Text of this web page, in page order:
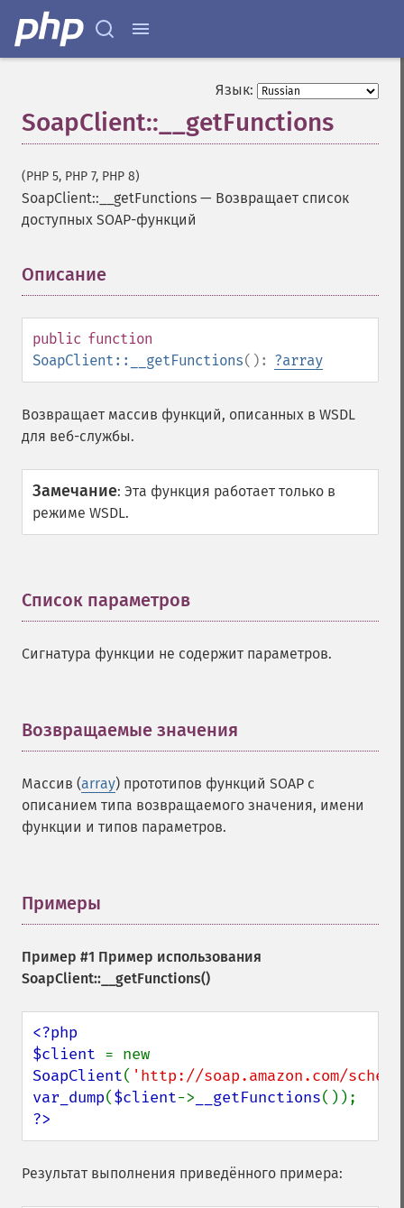
Язык:
SoapClient::__getFunctions
(PHP 5, PHP 7, PHP 8)
SoapClient::__getFunctions — Возвращает список
доступных SOAP-функций
Описание
public function
SoapClient::__getFunctions(): ?array
Возвращает массив функций, описанных в WSDL
для веб-службы.
Замечание: Эта функция работает только в
режиме WSDL.
Список параметров
Сигнатура функции не содержит параметров.
Возвращаемые значения
Массив (array) прототипов функций SOAP c
описанием типа возвращаемого значения, имени
функции и типов параметров.
Примеры
Пример #1 Пример использования
SoapClient::__getFunctions()
<?php
$client
SoapClient( 'http://soap.amazon.com/
var_dump($client-> __getFunctions
?>
Результат выполнения приведённого примера: